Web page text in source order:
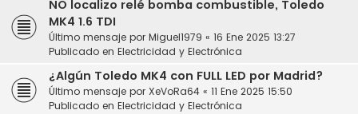
NO localizo relé bomba combustible, Toledo
MK4 1.6 TDI
Último mensaje por Miguel1979 « 16 Ene 2025 13:27
Publicado en Electricidad y Electrónica
¿Algún Toledo MK4 con FULL LED por Madrid?
Último mensaje por XeVoRa64 « 11 Ene 2025 15:50
Publicado en Electricidad y Electrónica